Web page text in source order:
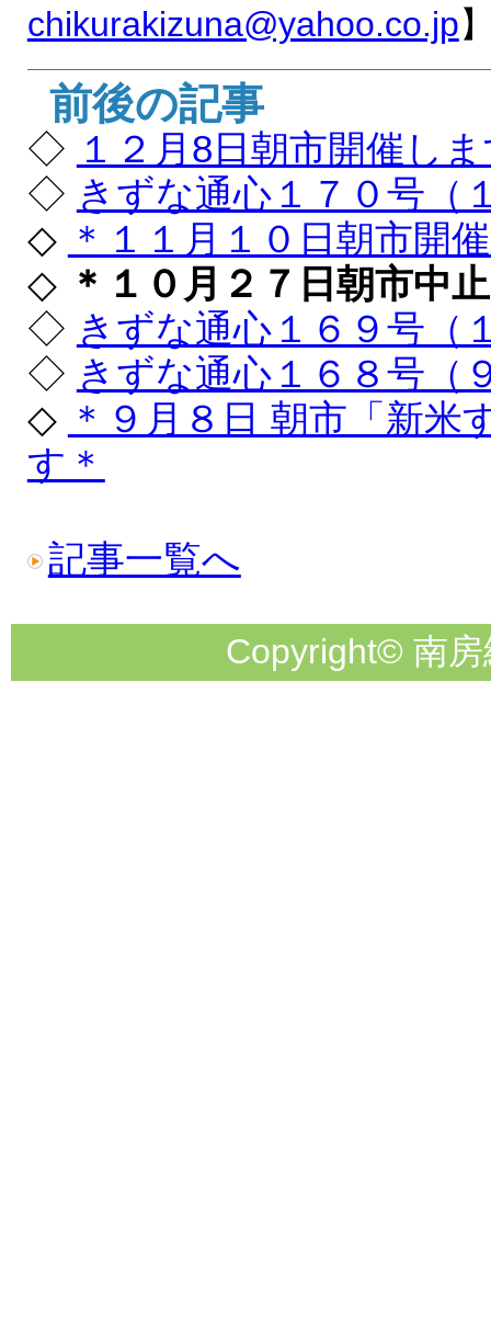
chikurakizuna@yahoo.co.jp
前後の記事
◇ １２月8日朝市開催し
◇ きずな通心１７０号（
◇ ＊１１月１０日朝市開
◇ ＊１０月２７日朝市中
◇ きずな通心１６９号（
◇ きずな通心１６８号（
◇ ＊９月８日 朝市「新米
す＊
記事一覧へ
Copyright© 南